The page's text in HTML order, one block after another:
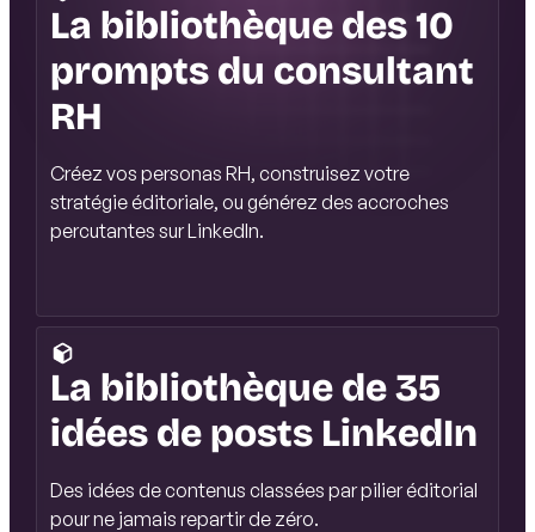
La bibliothèque des 10
prompts du consultant
RH
Créez vos personas RH, construisez votre
stratégie éditoriale, ou générez des accroches
percutantes sur LinkedIn.
La bibliothèque de 35
idées de posts LinkedIn
Des idées de contenus classées par pilier éditorial
pour ne jamais repartir de zéro.